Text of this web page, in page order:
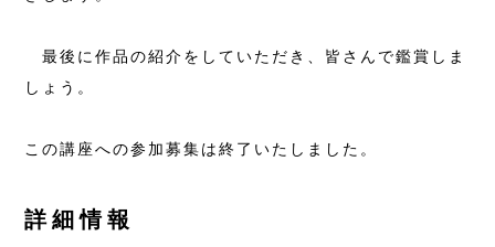
最後に作品の紹介をしていただき、皆さんで鑑賞しま
しょう。
この講座への参加募集は終了いたしました。
詳細情報